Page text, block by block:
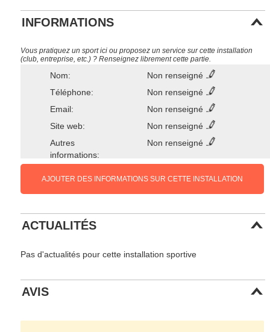
INFORMATIONS
Vous pratiquez un sport ici ou proposez un service sur cette installation
(club, entreprise, etc.) ? Renseignez librement cette partie.
Nom:
Non renseigné
Téléphone:
Non renseigné
Email:
Non renseigné
Site web:
Non renseigné
Autres
informations:
Non renseigné
AJOUTER DES INFORMATIONS SUR CETTE INSTALLATION
ACTUALITÉS
Pas d'actualités pour cette installation sportive
AVIS